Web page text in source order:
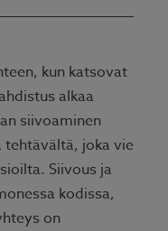
kun katsovat
alkaa
siivoaminen
joka vie
Siivous ja
kodissa,
on